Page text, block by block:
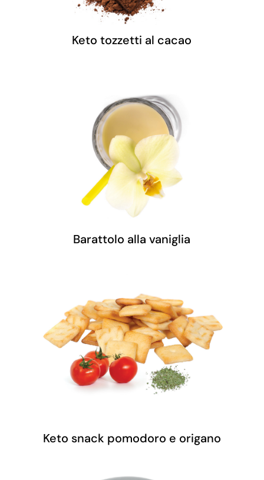
Keto tozzetti al cacao
Barattolo alla vaniglia
Keto snack pomodoro e origano